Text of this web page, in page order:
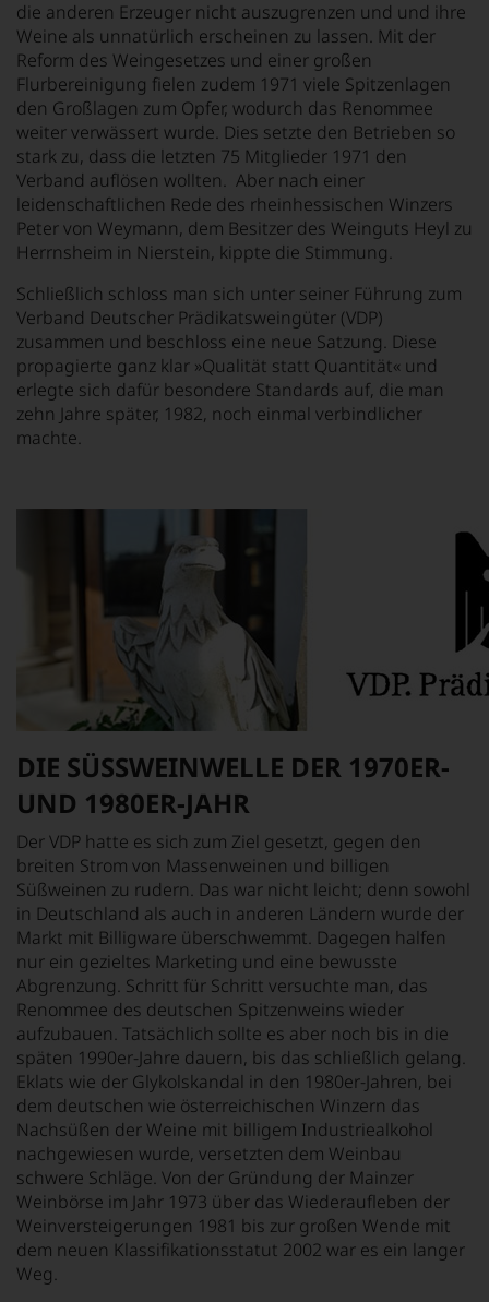
die anderen Erzeuger nicht auszugrenzen und und ihre
Weine als unnatürlich erscheinen zu lassen. Mit der
Reform des Weingesetzes und einer großen
Flurbereinigung fielen zudem 1971 viele Spitzenlagen
den Großlagen zum Opfer, wodurch das Renommee
weiter verwässert wurde. Dies setzte den Betrieben so
stark zu, dass die letzten 75 Mitglieder 1971 den
Verband auflösen wollten. Aber nach einer
leidenschaftlichen Rede des rheinhessischen Winzers
Peter von Weymann, dem Besitzer des Weinguts Heyl zu
Herrnsheim in Nierstein, kippte die Stimmung.
Schließlich schloss man sich unter seiner Führung zum
Verband Deutscher Prädikatsweingüter (VDP)
zusammen und beschloss eine neue Satzung. Diese
propagierte ganz klar »Qualität statt Quantität« und
erlegte sich dafür besondere Standards auf, die man
zehn Jahre später, 1982, noch einmal verbindlicher
machte.
DIE SÜSSWEINWELLE DER 1970ER-
UND 1980ER-JAHR
Der VDP hatte es sich zum Ziel gesetzt, gegen den
breiten Strom von Massenweinen und billigen
Süßweinen zu rudern. Das war nicht leicht; denn sowohl
in Deutschland als auch in anderen Ländern wurde der
Markt mit Billigware überschwemmt. Dagegen halfen
nur ein gezieltes Marketing und eine bewusste
Abgrenzung. Schritt für Schritt versuchte man, das
Renommee des deutschen Spitzenweins wieder
aufzubauen. Tatsächlich sollte es aber noch bis in die
späten 1990er-Jahre dauern, bis das schließlich gelang.
Eklats wie der Glykolskandal in den 1980er-Jahren, bei
dem deutschen wie österreichischen Winzern das
Nachsüßen der Weine mit billigem Industriealkohol
nachgewiesen wurde, versetzten dem Weinbau
schwere Schläge. Von der Gründung der Mainzer
Weinbörse im Jahr 1973 über das Wiederaufleben der
Weinversteigerungen 1981 bis zur großen Wende mit
dem neuen Klassifikationsstatut 2002 war es ein langer
Weg.